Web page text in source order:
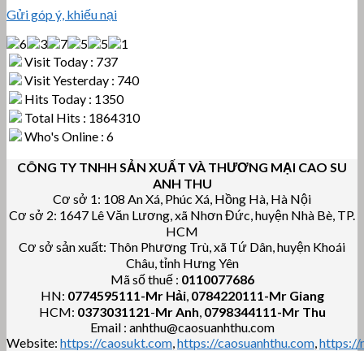
Gửi góp ý, khiếu nại
Visit Today : 737
Visit Yesterday : 740
Hits Today : 1350
Total Hits : 1864310
Who's Online : 6
CÔNG TY TNHH SẢN XUẤT VÀ THƯƠNG MẠI CAO SU
ANH THU
Cơ sở 1: 108 An Xá, Phúc Xá, Hồng Hà, Hà Nội
Cơ sở 2: 1647 Lê Văn Lương, xã Nhơn Đức, huyện Nhà Bè, TP.
HCM
Cơ sở sản xuất: Thôn Phương Trù, xã Tứ Dân, huyện Khoái
Châu, tỉnh Hưng Yên
Mã số thuế : 0110077686
HN: 0774595111 -Mr Hải, 0784220111-Mr Giang
HCM: 0373031121 -Mr Anh 0798344111-Mr Thu
Email : anhthu@caosuanhthu.com
Website: https://caosukt.com https://caosuanhthu.com https://